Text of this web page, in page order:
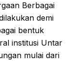
Berbagai
demi
bentuk
institusi Untar
mulai dari